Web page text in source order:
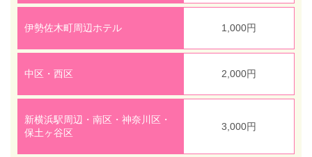
伊勢佐木町周辺ホテル 1,000円
中区・西区 2,000円
新横浜駅周辺・南区・神奈川区・
保土ヶ谷区
3,000円